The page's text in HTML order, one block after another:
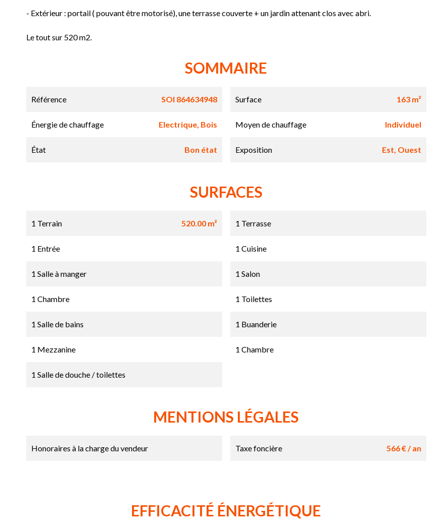
- Extérieur : portail ( pouvant être motorisé), une terrasse couverte + un jardin attenant clos avec abri.
Le tout sur 520 m2.
SOMMAIRE
Référence SOI 864634948 Surface 163 m²
Énergie de chauffage Electrique, Bois Moyen de chauffage Individuel
État Bon état Exposition Est, Ouest
SURFACES
1 Terrain 520.00 m² 1 Terrasse
1 Entrée 1 Cuisine
1 Salle à manger 1 Salon
1 Chambre 1 Toilettes
1 Salle de bains 1 Buanderie
1 Mezzanine 1 Chambre
1 Salle de douche / toilettes
MENTIONS LÉGALES
Honoraires à la charge du vendeur Taxe foncière 566 € / an
EFFICACITÉ ÉNERGÉTIQUE